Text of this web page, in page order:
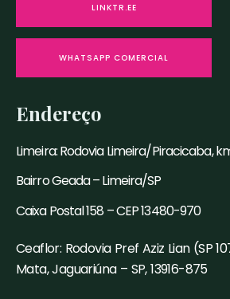
LINKTR.EE
WHATSAPP COMERCIAL
Endereço
Limeira: Rodovia Limeira/Piracicaba, km
Bairro Geada – Limeira/SP
Caixa Postal 158 – CEP 13480-970
Ceaflor: Rodovia Pref Aziz Lian (SP
Mata, Jaguariúna – SP, 13916-875